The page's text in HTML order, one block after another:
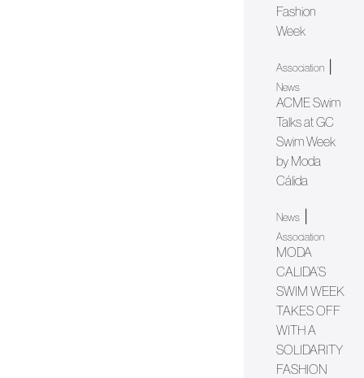
Fashion
Week
Association
News
ACME Swim
Talks at GC
Swim Week
by Moda
Cálida
News
Association
MODA
CALIDA’S
SWIM WEEK
TAKES OFF
WITH A
SOLIDARITY
FASHION